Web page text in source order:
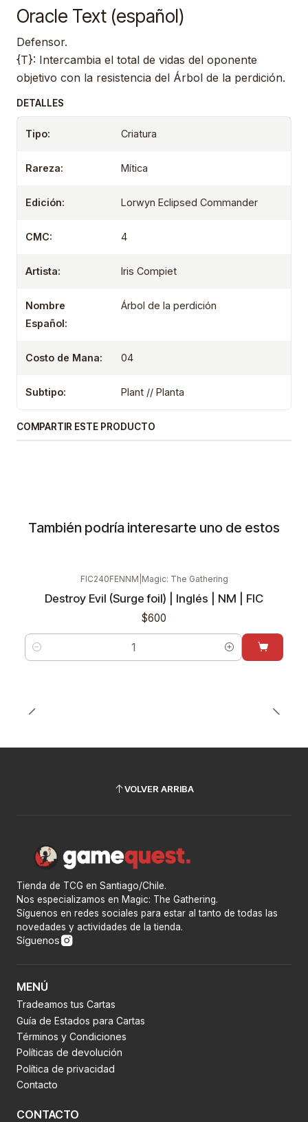
Oracle Text (español)
Defensor.
{T}: Intercambia el total de vidas del oponente
objetivo con la resistencia del Árbol de la perdición.
DETALLES
Tipo: Criatura
Rareza: Mítica
Edición: Lorwyn Eclipsed Commander
CMC: 4
Artista: Iris Compiet
Nombre
Español:
Árbol de la perdición
Costo de Mana: 04
Subtipo: Plant // Planta
COMPARTIR ESTE PRODUCTO
También podría interesarte uno de estos
FIC240FENNM Magic: The Gathering
Destroy Evil (Surge foil) | Inglés | NM | FIC
$600
Cantidad
VOLVER ARRIBA
Tienda de TCG en Santiago/Chile.
Nos especializamos en Magic: The Gathering.
Síguenos en redes sociales para estar al tanto de todas las
novedades y actividades de la tienda.
Síguenos
MENÚ
Tradeamos tus Cartas
Guía de Estados para Cartas
Términos y Condiciones
Políticas de devolución
Política de privacidad
Contacto
CONTACTO